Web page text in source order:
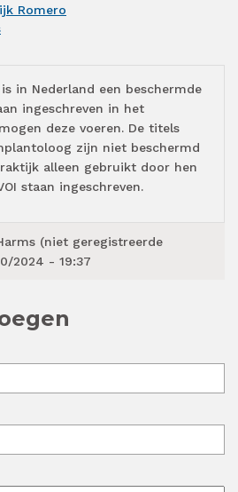
Romero
in Nederland een beschermde
ingeschreven in het
deze voeren. De titels
zijn niet beschermd
alleen gebruikt door hen
staan ingeschreven.
(niet geregistreerde
2024 - 19:37